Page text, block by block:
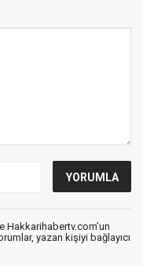
Hakkarihabertv.com’un
yazan kişiyi bağlayıcı